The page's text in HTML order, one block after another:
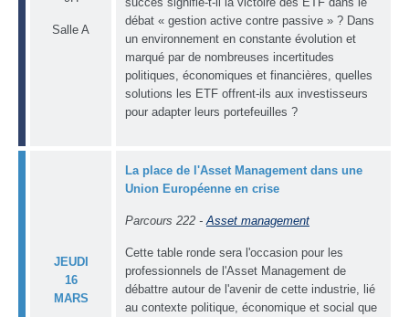
Salle A
débat « gestion active contre passive » ? Dans
un environnement en constante évolution et
marqué par de nombreuses incertitudes
politiques, économiques et financières, quelles
solutions les ETF offrent-ils aux investisseurs
pour adapter leurs portefeuilles ?
JEUDI
16
MARS
La place de l'Asset Management dans une
Union Européenne en crise
Parcours 222 - Asset management
Cette table ronde sera l'occasion pour les
professionnels de l'Asset Management de
débattre autour de l'avenir de cette industrie, lié
au contexte politique, économique et social que